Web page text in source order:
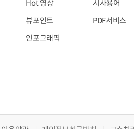
Hot 영상
뷰포인트
인포그래픽
시사용어
PDF서비스